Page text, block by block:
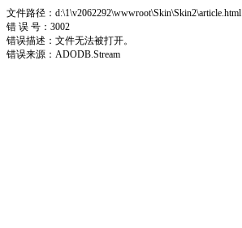
文件路径：d:\1\v2062292\wwwroot\Skin\Skin2\article.html
错 误 号：3002
错误描述：文件无法被打开。
错误来源：ADODB.Stream